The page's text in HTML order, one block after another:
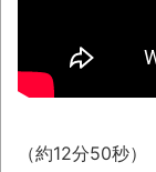
霊師』人
シカ「
（約12分50秒）